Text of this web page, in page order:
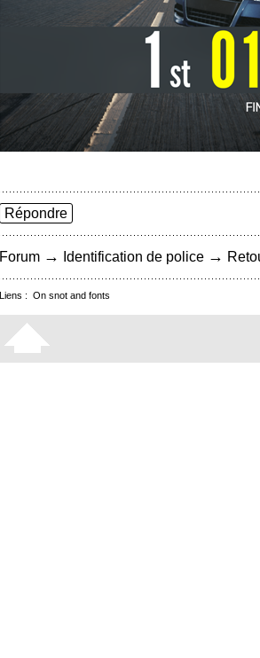
Répondre
Forum → Identification de police →
Liens : On snot and fonts